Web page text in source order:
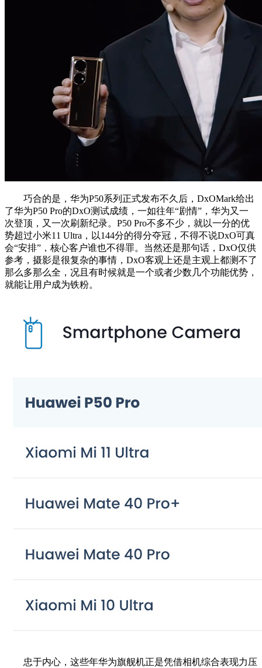
巧合的是，华为P50系列正式发布不久后，DxOMark给出
了华为P50 Pro的DxO测试成绩，一如往年“剧情”，华为又一
次登顶，又一次刷新纪录。P50 Pro不多不少，就以一分的优
势超过小米11 Ultra，以144分的得分夺冠，不得不说DxO可真
会“安排”，核心客户谁也不得罪。当然还是那句话，DxO仅供
参考，摄影是很复杂的事情，DxO客观上还是主观上都测不了
那么多那么全，况且有时候就是一个或者少数几个功能优势，
就能让用户成为铁粉。
忠于内心，这些年华为旗舰机正是凭借相机综合表现力压